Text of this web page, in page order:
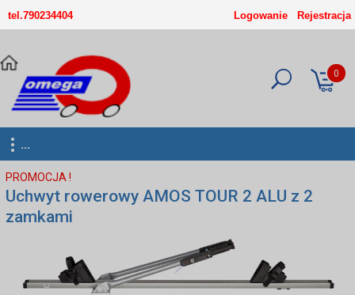
tel.790234404 Logowanie Rejestracja
0
...
PROMOCJA !
Uchwyt rowerowy AMOS TOUR 2 ALU z 2
zamkami